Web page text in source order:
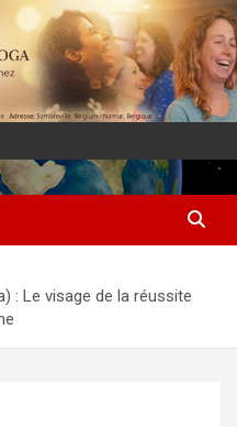
: Le visage de la réussite